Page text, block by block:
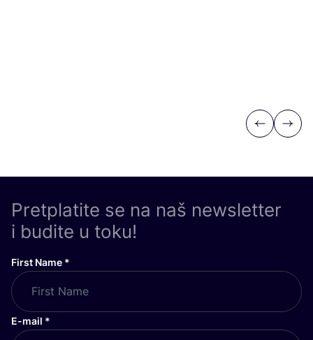
Previous
Next
Pretplatite se na naš newsletter
i budite u toku!
First Name *
E-mail *